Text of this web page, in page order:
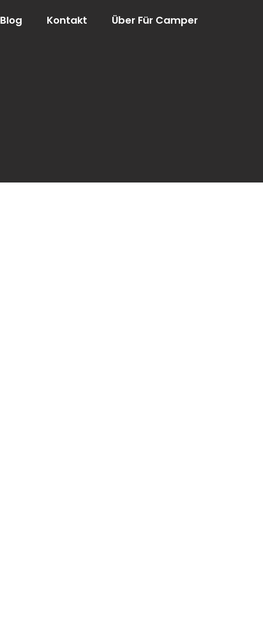
Blog Kontakt Über Für Camper